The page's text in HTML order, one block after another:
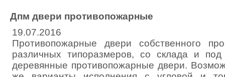
Дпм двери противопожарные
19.07.2016
Противопожарные двери собственного
различных типоразмеров, со склада и
деревянные противопожарные двери.